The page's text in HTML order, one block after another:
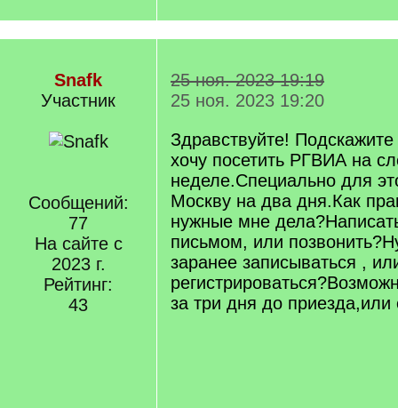
Snafk
Участник
Сообщений:
77
На сайте с
2023 г.
Рейтинг:
43
25 ноя. 2023 19:19
25 ноя. 2023 19:20
Здравствуйте!
хочу посетить РГВИА на
неделе.Специально для
Москву на два дня.Как
нужные мне
письмом, или
заранее записываться ,
за три дня до приезда,или